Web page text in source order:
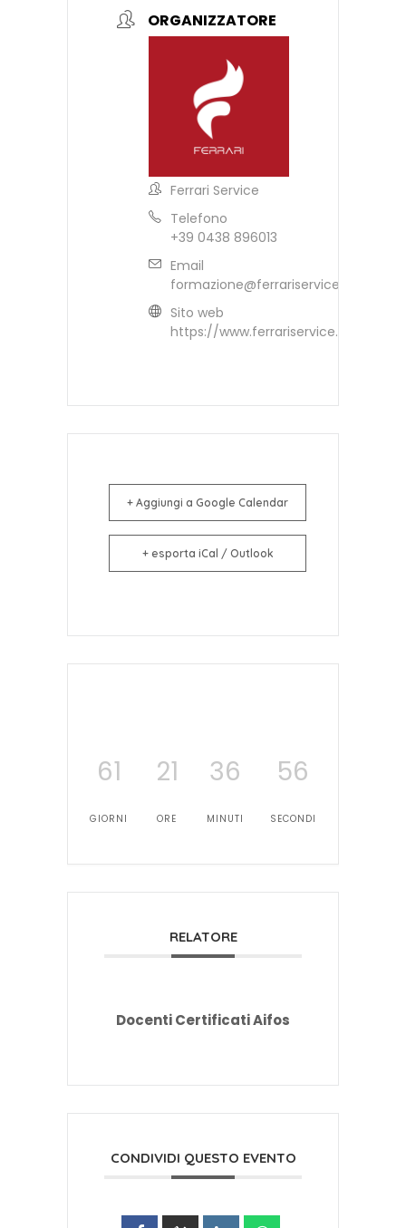
ORGANIZZATORE
Ferrari Service
Telefono
+39 0438 896013
Email
formazione@ferrariservice.it
Sito web
https://www.ferrariservice.it
+ Aggiungi a Google Calendar
+ esporta iCal / Outlook
61
GIORNI
21
ORE
36
MINUTI
55
SECONDI
RELATORE
Docenti Certificati Aifos
CONDIVIDI QUESTO EVENTO